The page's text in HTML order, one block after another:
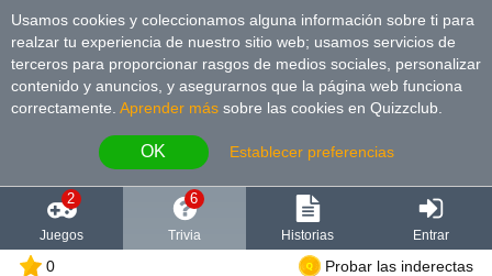
Usamos cookies y coleccionamos alguna información sobre ti para
realzar tu experiencia de nuestro sitio web; usamos servicios de
terceros para proporcionar rasgos de medios sociales, personalizar
contenido y anuncios, y asegurarnos que la página web funciona
correctamente. Aprender más sobre las cookies en Quizzclub.
OK Establecer preferencias
2
Juegos
6
Trivia Historias Entrar
0 Probar las inderectas